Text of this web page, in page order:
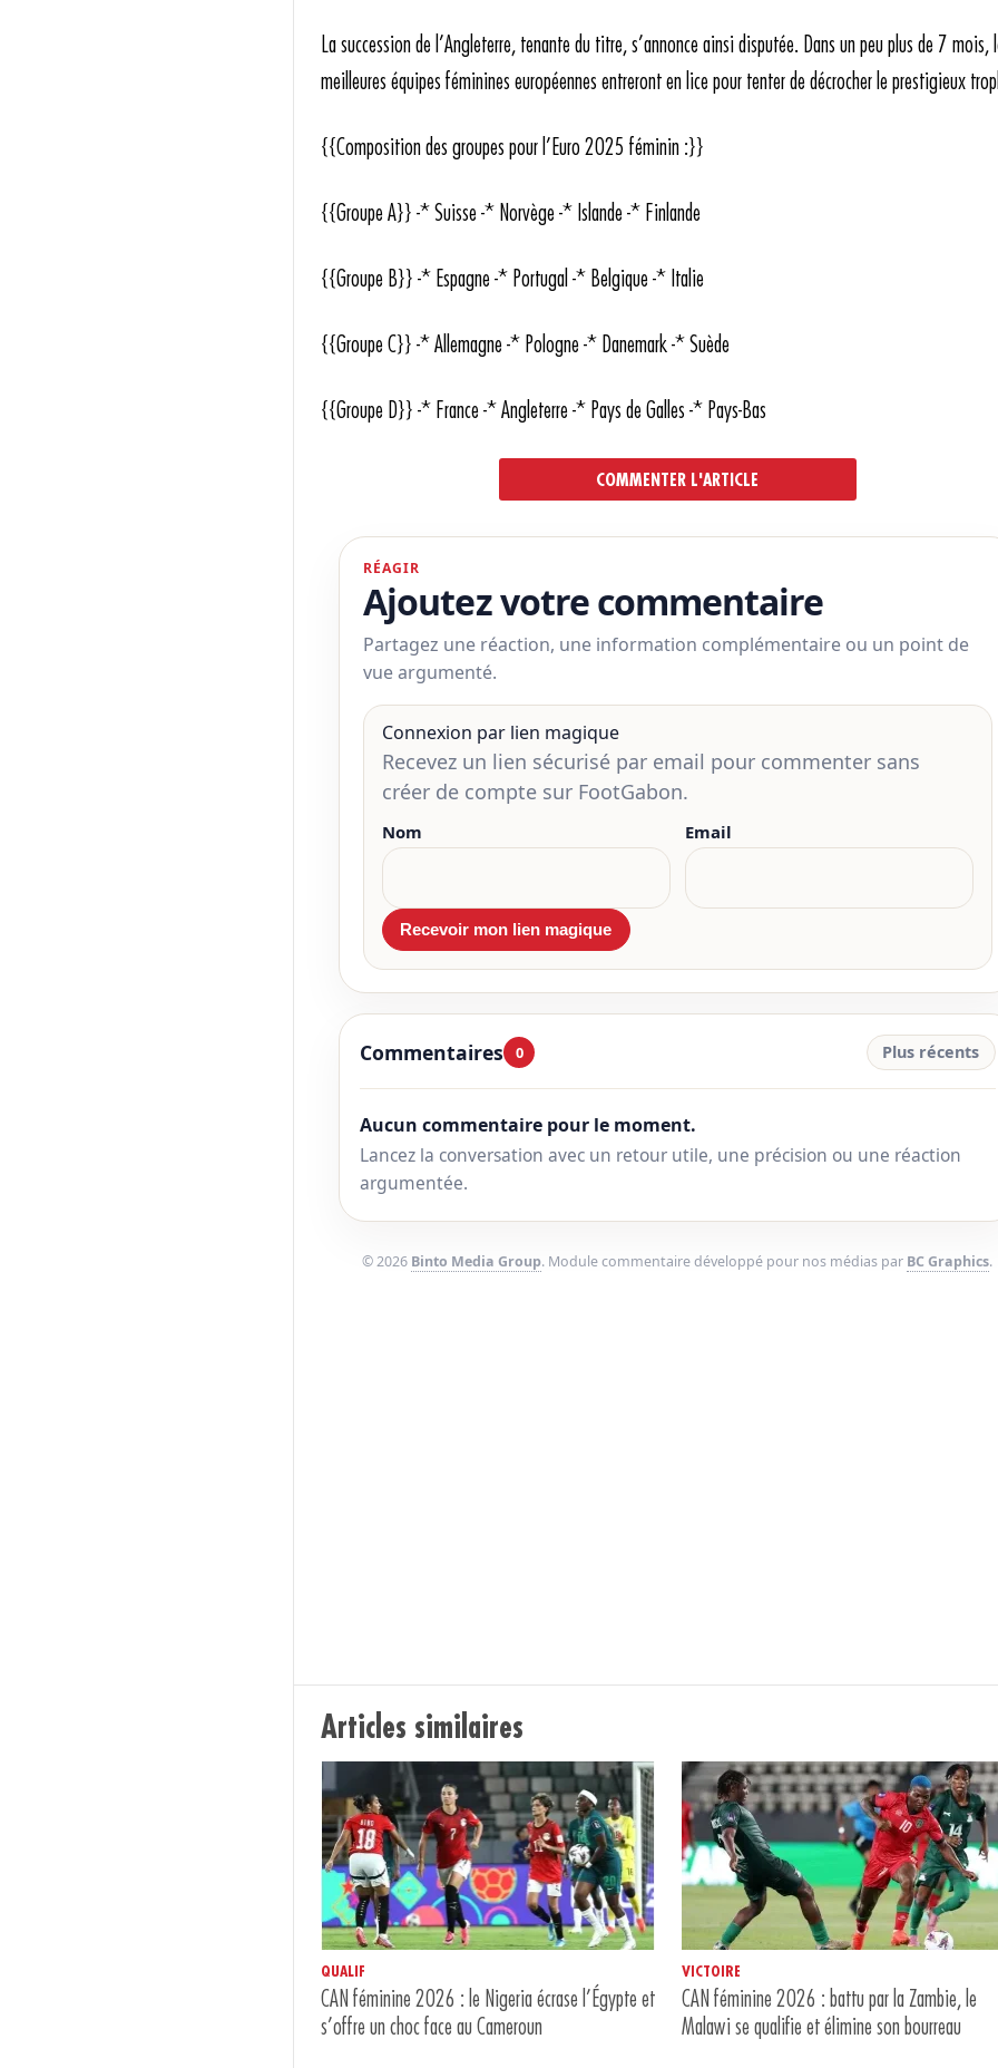
La succession de l’Angleterre, tenante du titre, s’annonce ainsi disputée. Dans un peu plus de 7 mois,
meilleures équipes féminines européennes entreront en lice pour tenter de décrocher le prestigieux
{{Composition des groupes pour l’Euro 2025 féminin :}}
{{Groupe A}} -* Suisse -* Norvège -* Islande -* Finlande
{{Groupe B}} -* Espagne -* Portugal -* Belgique -* Italie
{{Groupe C}} -* Allemagne -* Pologne -* Danemark -* Suède
{{Groupe D}} -* France -* Angleterre -* Pays de Galles -* Pays-Bas
COMMENTER L'ARTICLE
RÉAGIR
Ajoutez votre commentaire
Partagez une réaction, une information complémentaire ou un point de
vue argumenté.
Connexion par lien magique
Recevez un lien sécurisé par email pour commenter sans
créer de compte sur FootGabon.
Nom Email
Commentaires 0 Plus récents
Aucun commentaire pour le moment.
Lancez la conversation avec un retour utile, une précision ou une réaction
argumentée.
© 2026 Binto Media Group. Module commentaire développé pour nos médias par BC Graphics.
Articles similaires
QUALIF
CAN féminine 2026 : le Nigeria écrase l’Égypte et
s’offre un choc face au Cameroun
VICTOIRE
CAN féminine 2026 : battu par la Zambie, le
Malawi se qualifie et élimine son bourreau